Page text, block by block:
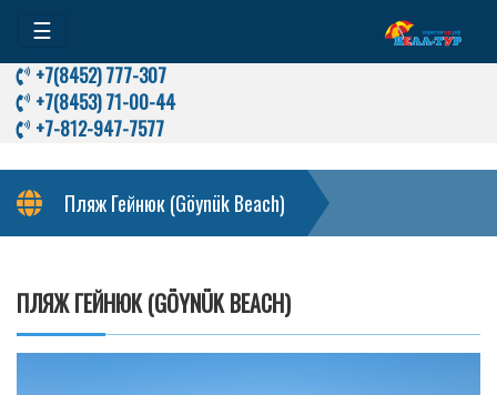
☰
+7(8452) 777-307
+7(8453) 71-00-44
+7-812-947-7577
Пляж Гейнюк (Göynük Beach)
ПЛЯЖ ГЕЙНЮК (GÖYNÜK BEACH)